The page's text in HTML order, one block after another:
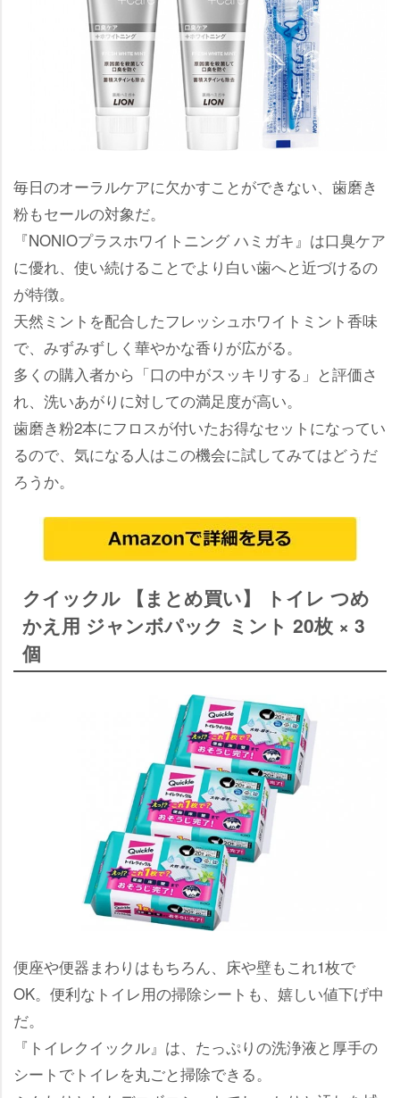
毎日のオーラルケアに欠かすことができない、歯磨き
粉もセールの対象だ。
『NONIOプラスホワイトニング ハミガキ』は口臭ケア
に優れ、使い続けることでより白い歯へと近づけるの
が特徴。
天然ミントを配合したフレッシュホワイトミント香味
で、みずみずしく華やかな香りが広がる。
多くの購入者から「口の中がスッキリする」と評価さ
れ、洗いあがりに対しての満足度が高い。
歯磨き粉2本にフロスが付いたお得なセットになってい
るので、気になる人はこの機会に試してみてはどうだ
ろうか。
クイックル 【まとめ買い】 トイレ つめ
かえ用 ジャンボパック ミント 20枚 × 3
個
便座や便器まわりはもちろん、床や壁もこれ1枚で
OK。便利なトイレ用の掃除シートも、嬉しい値下げ中
だ。
『トイレクイックル』は、たっぷりの洗浄液と厚手の
シートでトイレを丸ごと掃除できる。